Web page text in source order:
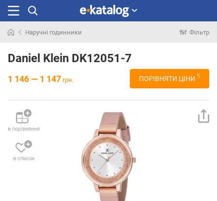
раніше
Наручні годинники Фільтр
Daniel Klein DK12051-7
1 146 — 1 147 грн. ПОРІВНЯТИ ЦІНИ 5
в порівняння
в список